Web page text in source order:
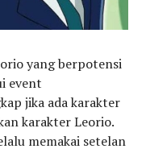
yang berpotensi
event
jika ada karakter
karakter Leorio.
memakai setelan